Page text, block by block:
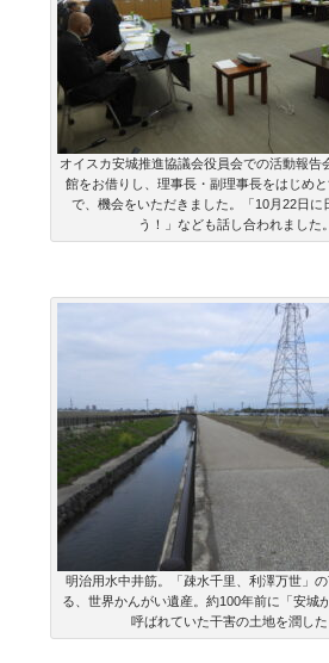
オイスカ安城推進協議会役員会での活動報告
館をお借りし、理事長・副理事長をはじめ
で、機会をいただきました。「10月22日に
う！」なども話し合われました
明治用水中井筋。「疎水千里、利澤万世」
る、世界かんがい遺産。約100年前に「安城
呼ばれていた干害の土地を潤し